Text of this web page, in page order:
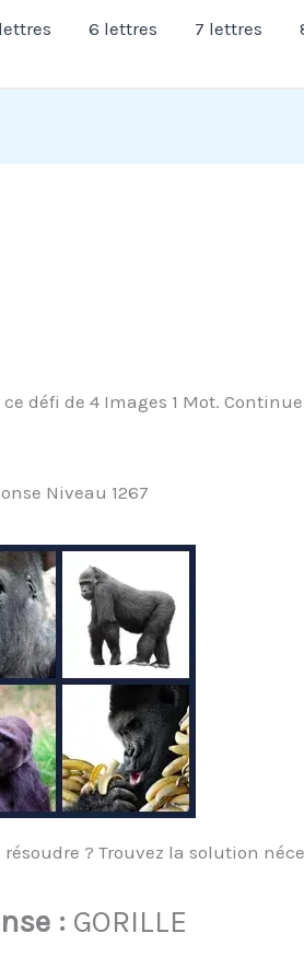
6 lettres 7 lettres
défi de 4 Images 1 Mot.
Niveau 1267
? Trouvez la solution
: GORILLE